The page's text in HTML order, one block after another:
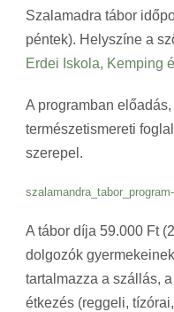
Szalamadra tábor
péntek). Helyszíne a
Erdei Iskola, Kemping
A programban
természetismereti
szerepel.
A tábor díja 59.000 Ft
dolgozók
tartalmazza a szállás,
étkezés (reggeli,